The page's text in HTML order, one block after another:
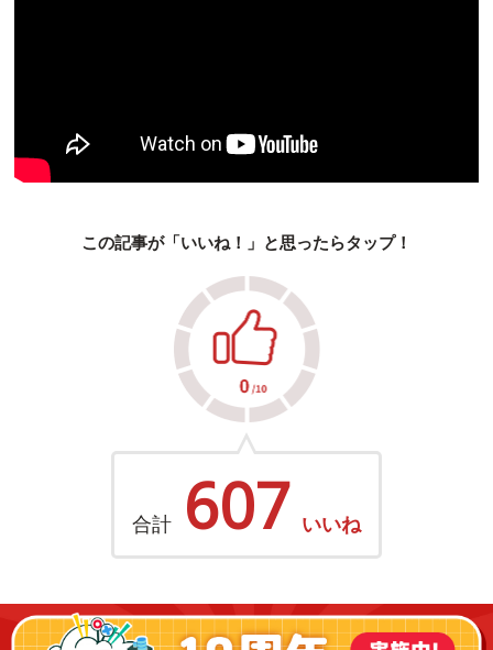
この記事が「いいね！」と思ったらタップ！
合計 607 いいね